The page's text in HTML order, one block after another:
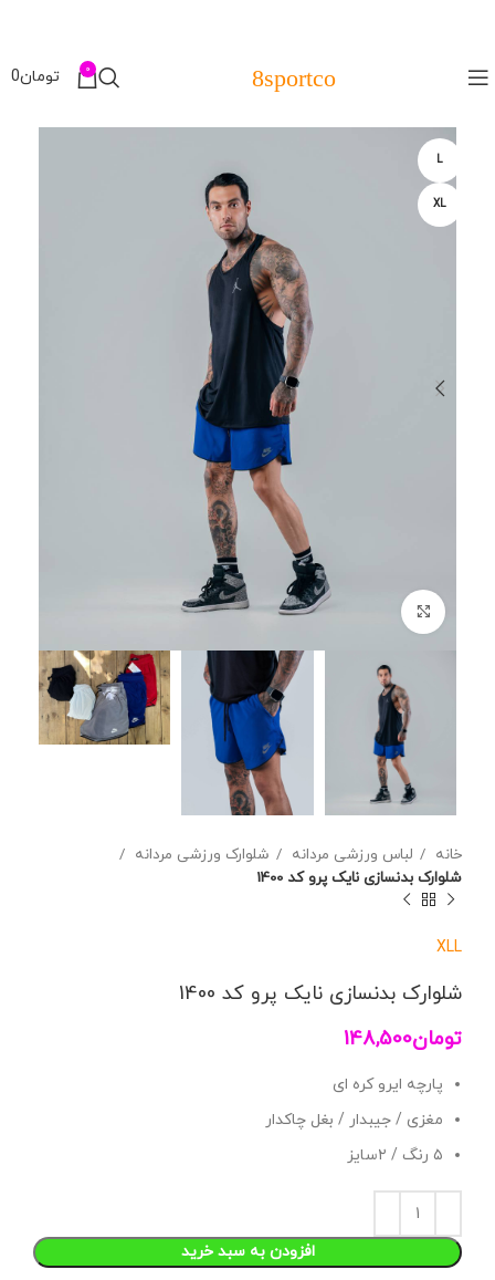
8sportco
0 تومان0
L
XL
برای بزرگنمایی کلیک کنید
خانه لباس ورزشی مردانه
شلوارک ورزشی مردانه
شلوارک بدنسازی نایک پرو کد 1400
L
XL
شلوارک بدنسازی نایک پرو کد 1400
تومان148,500
پارچه ایرو‌ کره ای
مغزی / جیبدار / بغل چاکدار
۵ رنگ / ۲سایز
افزودن به سبد خرید